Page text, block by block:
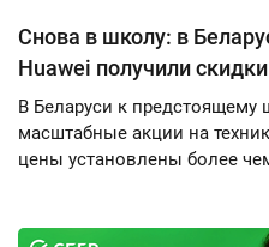
Снова в школу: в
Huawei получили
В Беларуси к предстоящему
масштабные акции на
цены установлены более